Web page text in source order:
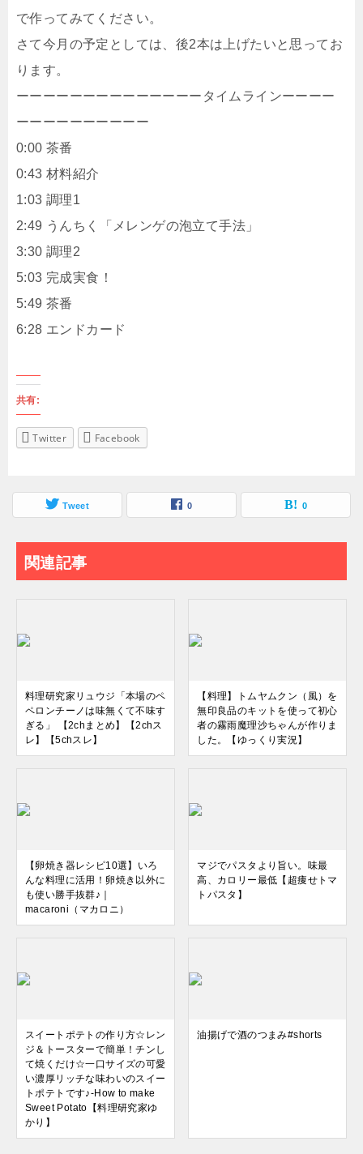
で作ってみてください。
さて今月の予定としては、後2本は上げたいと思ってお
ります。
ーーーーーーーーーーーーーータイムラインーーーー
ーーーーーーーーーー
0:00 茶番
0:43 材料紹介
1:03 調理1
2:49 うんちく「メレンゲの泡立て手法」
3:30 調理2
5:03 完成実食！
5:49 茶番
6:28 エンドカード
共有:
Twitter Facebook
Tweet 0 0
関連記事
料理研究家リュウジ「本場のペ
ペロンチーノは味無くて不味す
ぎる」 【2chまとめ】【2chス
レ】【5chスレ】
【料理】トムヤムクン（風）を
無印良品のキットを使って初心
者の霧雨魔理沙ちゃんが作りま
した。【ゆっくり実況】
【卵焼き器レシピ10選】いろ
んな料理に活用！卵焼き以外に
も使い勝手抜群♪｜
macaroni（マカロニ）
マジでパスタより旨い。味最
高、カロリー最低【超痩せトマ
トパスタ】
スイートポテトの作り方☆レン
ジ＆トースターで簡単！チンし
て焼くだけ☆一口サイズの可愛
い濃厚リッチな味わいのスイー
トポテトです♪-How to make
Sweet Potato【料理研究家ゆ
かり】
油揚げで酒のつまみ#shorts